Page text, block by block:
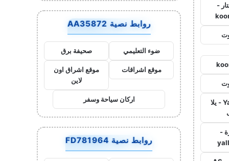
-
Yalla Live - يلا
-
روابط نصية AA35872
ضوء التعليمي صحيفة برق
موقع اشراقات
موقع اشراق اون
لاين
اركان سياحة وسفر
روابط نصية FD781964